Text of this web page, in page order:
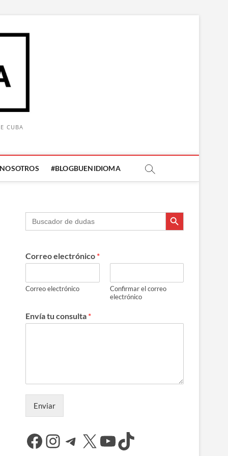
CUBA
#BLOGBUENIDIOMA Botón de búsqueda
Buscar: Botón de búsqueda
Correo electrónico *
Correo electrónico
Confirmar el correo
electrónico
Envía tu consulta *
Enviar
Facebook
Instagram
Telegram
X YouTube
TikTok